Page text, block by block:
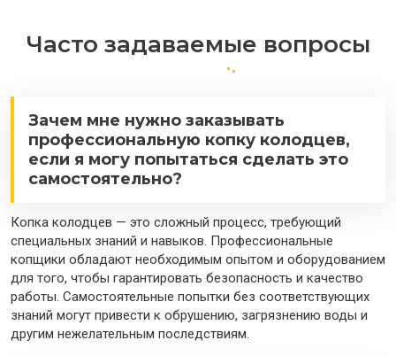
Часто задаваемые вопросы
Зачем мне нужно заказывать
профессиональную копку колодцев,
если я могу попытаться сделать это
самостоятельно?
Копка колодцев — это сложный процесс, требующий
специальных знаний и навыков. Профессиональные
копщики обладают необходимым опытом и оборудованием
для того, чтобы гарантировать безопасность и качество
работы. Самостоятельные попытки без соответствующих
знаний могут привести к обрушению, загрязнению воды и
другим нежелательным последствиям.